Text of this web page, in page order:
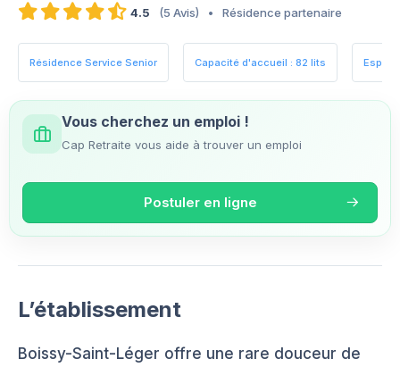
4.5
(5 Avis) • Résidence partenaire
Résidence Service Senior Capacité d'accueil : 82 lits
Vous cherchez un emploi !
Cap Retraite vous aide à trouver un emploi
Postuler en ligne
L’établissement
Boissy-Saint-Léger offre une rare douceur de